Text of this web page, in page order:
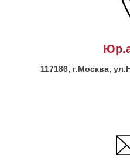
117186, г.Москва,